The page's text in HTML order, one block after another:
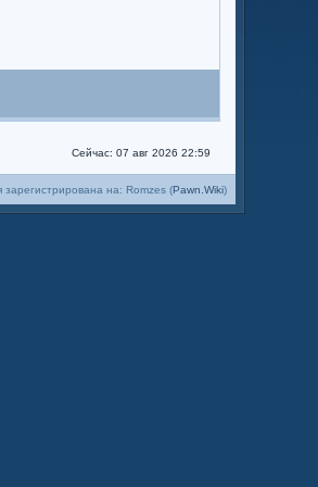
Сейчас: 07 авг 2026 22:59
зарегистрирована на: Romzes (Pawn.Wiki)